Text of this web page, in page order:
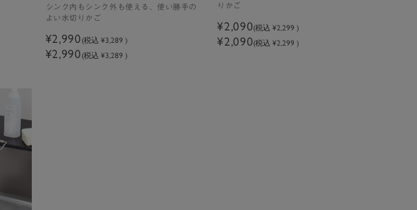
シンク内もシンク外も使える、使い勝手の
よい水切りかご
¥2,990 (税込 ¥3,289 )
¥2,990 (税込 ¥3,289 )
りかご
¥2,090(税込¥2,299 )
¥2,090(税込 ¥2,299 )